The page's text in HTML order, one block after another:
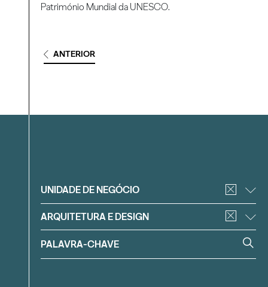
Património Mundial da UNESCO.
ANTERIOR
Filtrar
UNIDADE DE NEGÓCIO
ARQUITETURA E DESIGN